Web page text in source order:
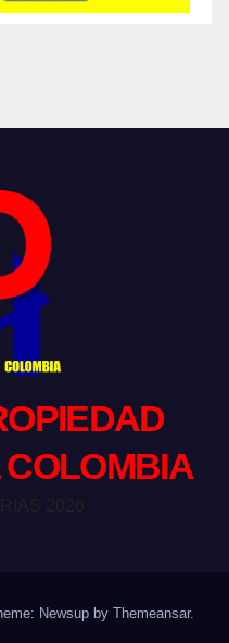
Newsup by Themeansar.